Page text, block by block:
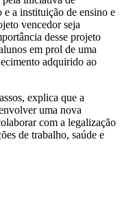
a instituição de ensino e
vencedor seja
desse projeto
em prol de uma
adquirido ao
explica que a
uma nova
com a legalização
de trabalho, saúde e